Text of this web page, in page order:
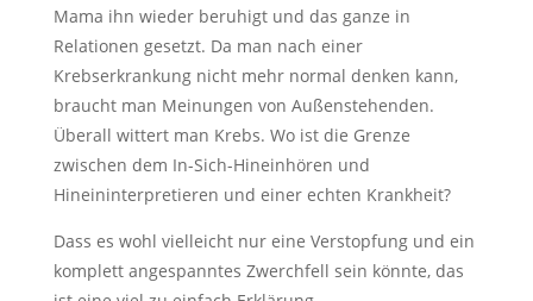
Mama ihn wieder beruhigt und das ganze in
Relationen gesetzt. Da man nach einer
Krebserkrankung nicht mehr normal denken kann,
braucht man Meinungen von Außenstehenden.
Überall wittert man Krebs. Wo ist die Grenze
zwischen dem In-Sich-Hineinhören und
Hineininterpretieren und einer echten Krankheit?
Dass es wohl vielleicht nur eine Verstopfung und ein
komplett angespanntes Zwerchfell sein könnte, das